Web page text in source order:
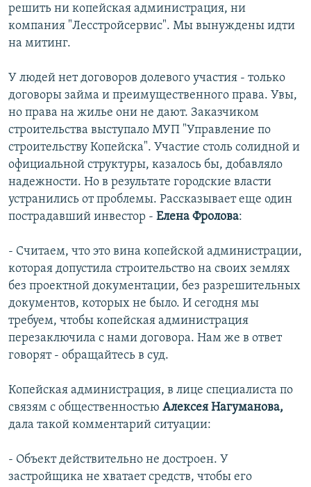
решить ни копейская администрация, ни
компания "Лесстройсервис". Мы вынуждены идти
на митинг.
У людей нет договоров долевого участия - только
договоры займа и преимущественного права. Увы,
но права на жилье они не дают. Заказчиком
строительства выступало МУП "Управление по
строительству Копейска". Участие столь солидной и
официальной структуры, казалось бы, добавляло
надежности. Но в результате городские власти
устранились от проблемы. Рассказывает еще один
пострадавший инвестор - Елена Фролова:
- Считаем, что это вина копейской администрации,
которая допустила строительство на своих землях
без проектной документации, без разрешительных
документов, которых не было. И сегодня мы
требуем, чтобы копейская администрация
перезаключила с нами договора. Нам же в ответ
говорят - обращайтесь в суд.
Копейская администрация, в лице специалиста по
связям с общественностью Алексея Нагуманова,
дала такой комментарий ситуации:
- Объект действительно не достроен. У
застройщика не хватает средств, чтобы его